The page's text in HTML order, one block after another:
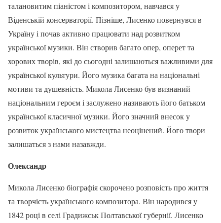
талановитим піаністом і композитором, навчався у
Віденській консерваторії. Пізніше, Лисенко повернувся в
Україну і почав активно працювати над розвитком
української музики. Він створив багато опер, оперет та
хорових творів, які до сьогодні залишаються важливими для
української культури. Його музика багата на національні
мотиви та душевність. Микола Лисенко був визнаний
національним героєм і заслужено називають його батьком
української класичної музики. Його значний внесок у
розвиток українського мистецтва неоцінений. Його твори
залишаться з нами назавжди.
Олександр
Микола Лисенко біографія скорочено розповість про життя
та творчість українського композитора. Він народився у
1842 році в селі Градижськ Полтавської губернії. Лисенко